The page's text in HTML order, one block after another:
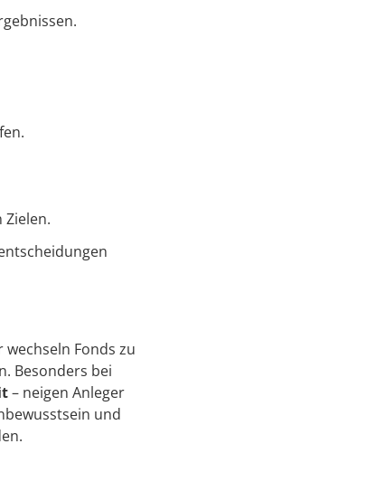
Fonds zu
Besonders bei
– neigen Anleger
und